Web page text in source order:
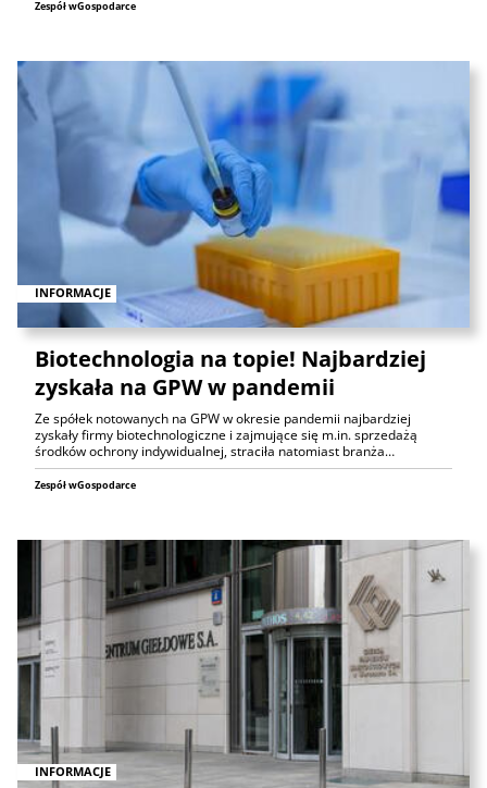
Zespół wGospodarce
INFORMACJE
Biotechnologia na topie! Najbardziej
zyskała na GPW w pandemii
Ze spółek notowanych na GPW w okresie pandemii najbardziej
zyskały firmy biotechnologiczne i zajmujące się m.in. sprzedażą
środków ochrony indywidualnej, straciła natomiast branża…
Zespół wGospodarce
INFORMACJE